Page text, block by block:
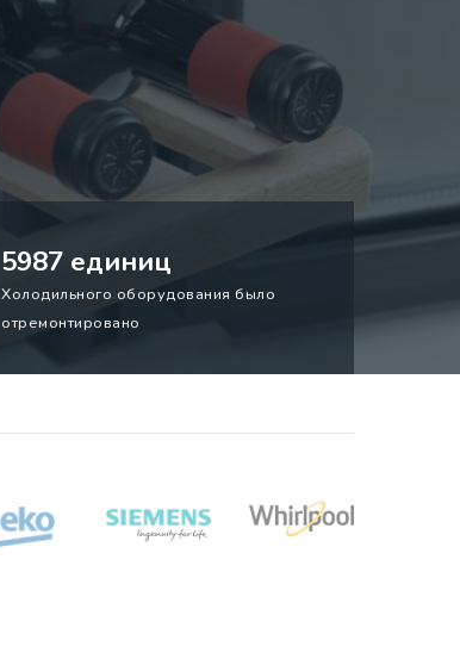
5987 единиц
Холодильного оборудования было
отремонтировано